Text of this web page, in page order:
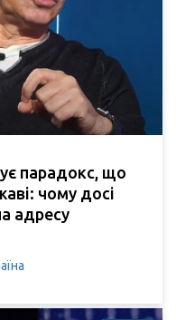
парадокс, що
чому досі
адресу